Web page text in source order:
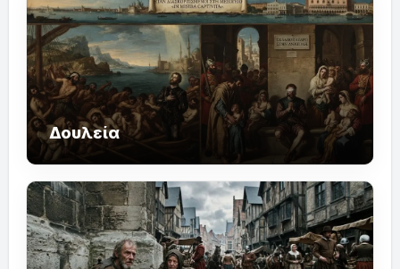
Δουλεία